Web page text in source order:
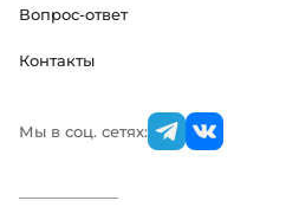
Вопрос-ответ
Контакты
Мы в соц. сетях: